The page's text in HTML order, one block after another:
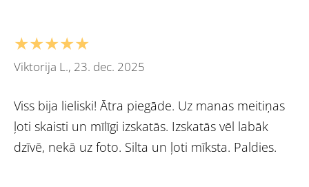
★★★★★
Viktorija L., 23. dec. 2025
Viss bija lieliski! Ātra piegāde. Uz manas meitiņas
ļoti skaisti un mīlīgi izskatās. Izskatās vēl labāk
dzīvē, nekā uz foto. Silta un ļoti mīksta. Paldies.